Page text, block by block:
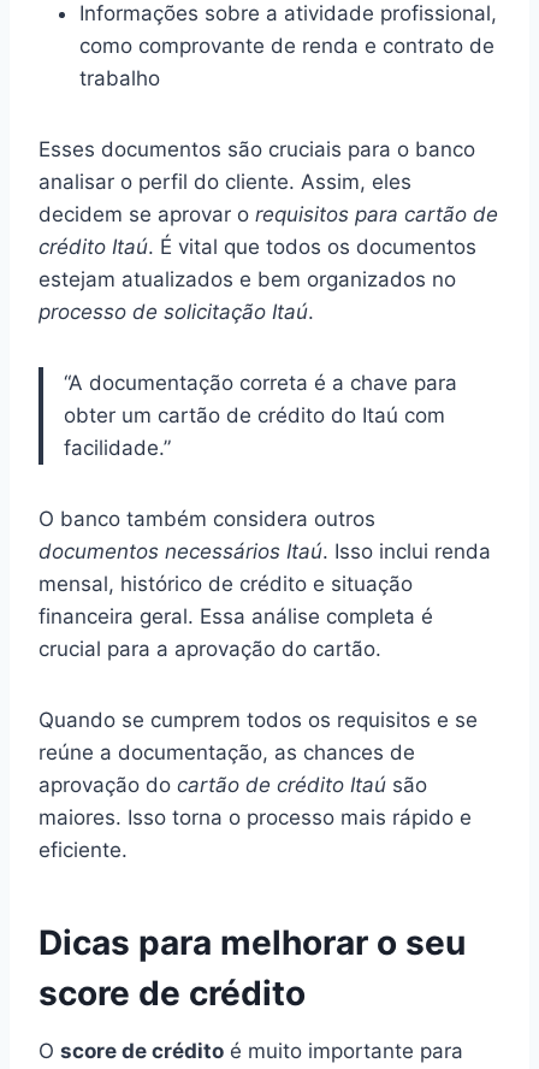
Informações sobre a atividade profissional,
como comprovante de renda e contrato de
trabalho
Esses documentos são cruciais para o banco
analisar o perfil do cliente. Assim, eles
decidem se aprovar o requisitos para cartão de
crédito Itaú. É vital que todos os documentos
estejam atualizados e bem organizados no
processo de solicitação Itaú.
“A documentação correta é a chave para
obter um cartão de crédito do Itaú com
facilidade.”
O banco também considera outros
documentos necessários Itaú. Isso inclui renda
mensal, histórico de crédito e situação
financeira geral. Essa análise completa é
crucial para a aprovação do cartão.
Quando se cumprem todos os requisitos e se
reúne a documentação, as chances de
aprovação do cartão de crédito Itaú são
maiores. Isso torna o processo mais rápido e
eficiente.
Dicas para melhorar o seu
score de crédito
O score de crédito é muito importante para